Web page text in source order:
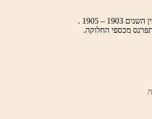
– 1905 .
מכספי החלוקה.